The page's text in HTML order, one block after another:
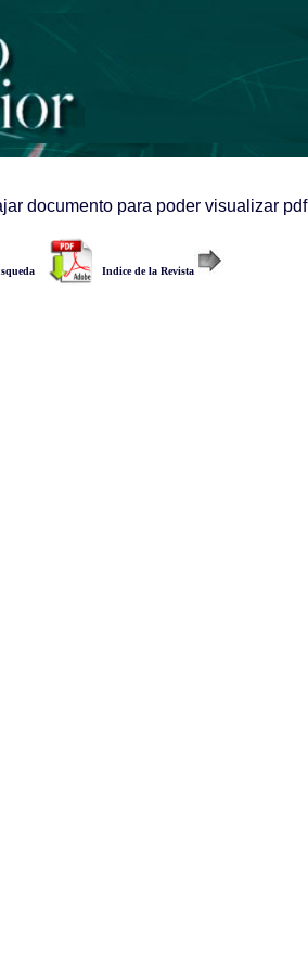
documento para poder visualizar pdf
Indice de la Revista